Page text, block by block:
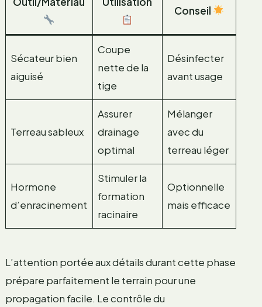
Conseil
Sécateur bien
aiguisé
Coupe
nette de la
tige
Désinfecter
avant usage
Terreau sableux
Assurer
drainage
optimal
Mélanger
avec du
terreau léger
Hormone
d’enracinement
Stimuler la
formation
racinaire
Optionnelle
mais efficace
L’attention portée aux détails durant cette phase
prépare parfaitement le terrain pour une
propagation facile. Le contrôle du